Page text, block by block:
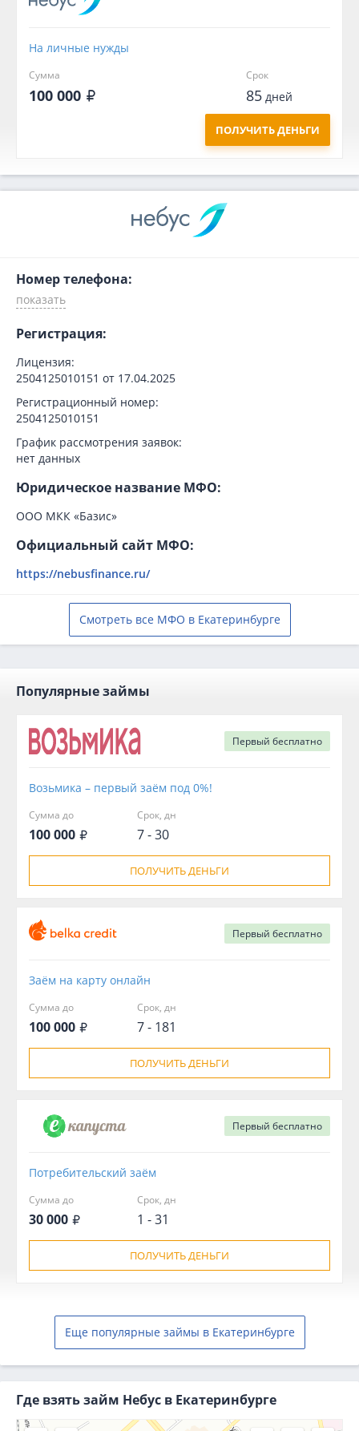
На личные нужды
Сумма
100 000
Срок
85дней
ПОЛУЧИТЬ ДЕНЬГИ
Номер телефона:
Регистрация:
Лицензия:
2504125010151 от 17.04.2025
Регистрационный номер:
2504125010151
График рассмотрения заявок:
нет данных
Юридическое название МФО:
ООО МКК «Базис»
Официальный сайт МФО:
https://nebusfinance.ru/
Смотреть все МФО в Екатеринбурге
Популярные займы
Первый бесплатно
Возьмика – первый заём под 0%!
Сумма до
100 000
Срок, дн
7 - 30
ПОЛУЧИТЬ ДЕНЬГИ
Первый бесплатно
Заём на карту онлайн
Сумма до
100 000
Срок, дн
7 - 181
ПОЛУЧИТЬ ДЕНЬГИ
Первый бесплатно
Потребительский заём
Сумма до
30 000
Срок, дн
1 - 31
ПОЛУЧИТЬ ДЕНЬГИ
Еще популярные займы в Екатеринбурге
Где взять займ Небус в Екатеринбурге